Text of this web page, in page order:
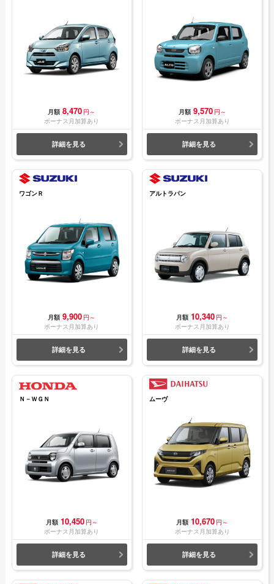
月額 8,470 円～
ボーナス月加算あり
詳細を見る
月額 9,570 円～
ボーナス月加算あり
詳細を見る
ワゴンＲ
月額 9,900 円～
ボーナス月加算あり
詳細を見る
アルトラパン
月額 10,340 円～
ボーナス月加算あり
詳細を見る
Ｎ－ＷＧＮ
月額 10,450 円～
ボーナス月加算あり
詳細を見る
ムーヴ
月額 10,670 円～
ボーナス月加算あり
詳細を見る